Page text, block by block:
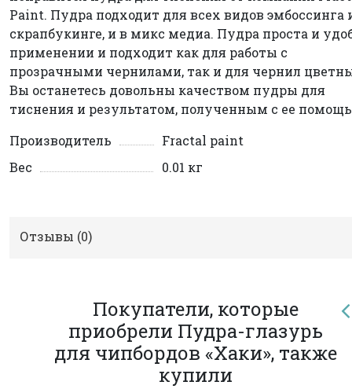
Paint. Пудра подходит для всех видов эмбоссинга
скрапбукинге, и в микс медиа. Пудра проста и
применении и подходит как для работы с
прозрачными чернилами, так и для чернил
Вы останетесь довольны качеством пудры для
тиснения и результатом, полученным с ее
Производитель
Fractal paint
Вес
0.01 кг
Отзывы (0)
Покупатели, которые
приобрели Пудра-глазурь
для чипбордов «Хаки», также
купили